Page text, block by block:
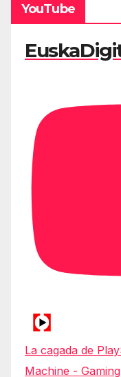
YouTube
La cagada de
Machine -